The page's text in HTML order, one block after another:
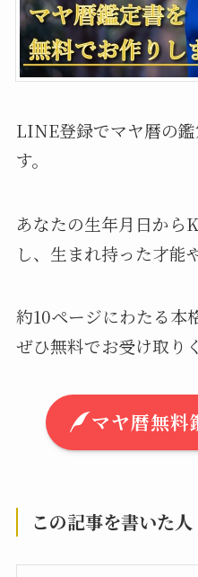
LINE登録でマヤ暦の
す。
あなたの生年月日から
し、生まれ持った才能
約10ページにわたる本
ぜひ無料でお受け取り
マヤ暦無料
この記事を書いた人